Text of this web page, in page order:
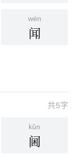
wén
闻
共5字
kǔn
阃